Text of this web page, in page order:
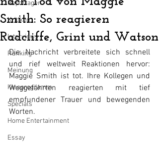
Reportagen
Kritiken
Interviews
Ranking
Meinung
Kinoprogramm
Specials
Home Entertainment
Essay
Smith: So reagieren
Radcliffe, Grint und Watson
Die Nachricht verbreitete sich schnell
und rief weltweit Reaktionen hervor:
Maggie Smith ist tot. Ihre Kollegen und
Weggefährten reagierten mit tief
empfundener Trauer und bewegenden
Worten.